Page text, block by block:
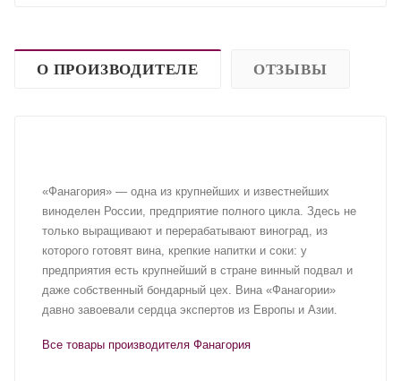
О ПРОИЗВОДИТЕЛЕ ОТЗЫВЫ
«Фанагория» — одна из крупнейших и известнейших
виноделен России, предприятие полного цикла. Здесь не
только выращивают и перерабатывают виноград, из
которого готовят вина, крепкие напитки и соки: у
предприятия есть крупнейший в стране винный подвал и
даже собственный бондарный цех. Вина «Фанагории»
давно завоевали сердца экспертов из Европы и Азии.
Все товары производителя Фанагория